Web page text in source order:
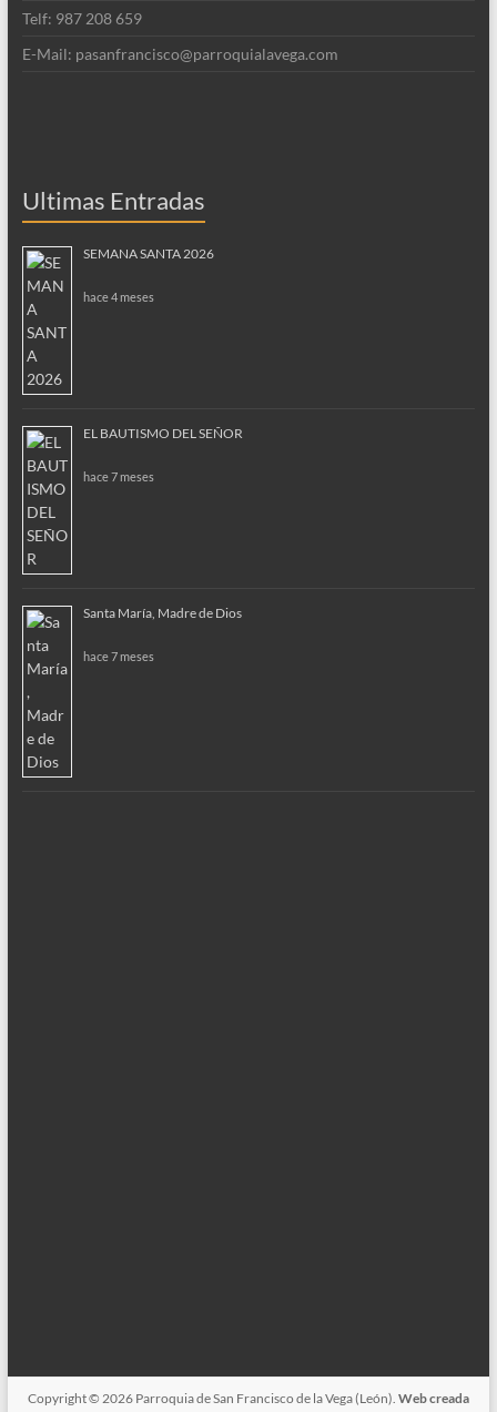
Telf: 987 208 659
E-Mail: pasanfrancisco@parroquialavega.com
Ultimas Entradas
SEMANA SANTA 2026
hace 4 meses
EL BAUTISMO DEL SEÑOR
hace 7 meses
Santa María, Madre de Dios
hace 7 meses
Copyright © 2026 Parroquia de San Francisco de la Vega (León). Web creada